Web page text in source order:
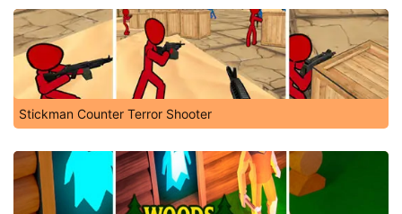
Stickman Counter Terror Shooter